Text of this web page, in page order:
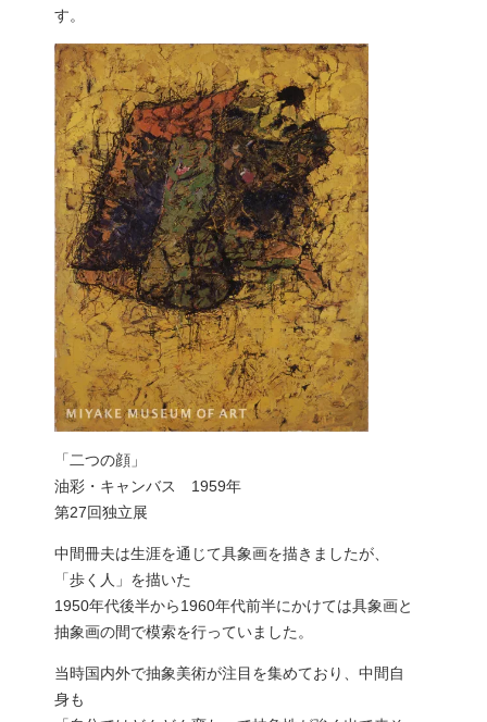
す。
「二つの顔」
油彩・キャンバス 1959年
第27回独立展
中間冊夫は生涯を通じて具象画を描きましたが、
「歩く人」を描いた
1950年代後半から1960年代前半にかけては具象画と
抽象画の間で模索を行っていました。
当時国内外で抽象美術が注目を集めており、中間自
身も